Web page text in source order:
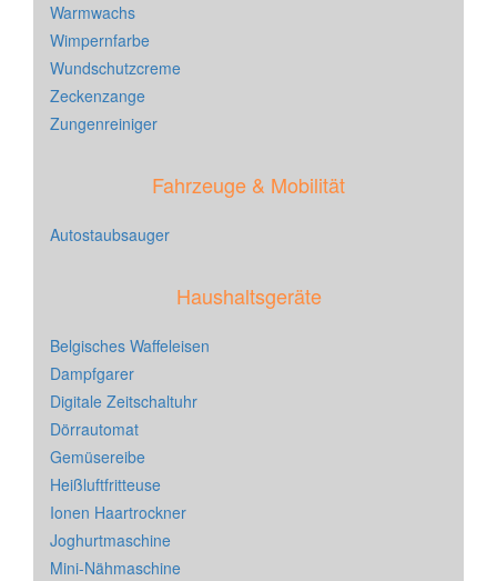
Warmwachs
Wimpernfarbe
Wundschutzcreme
Zeckenzange
Zungenreiniger
Fahrzeuge & Mobilität
Autostaubsauger
Haushaltsgeräte
Belgisches Waffeleisen
Dampfgarer
Digitale Zeitschaltuhr
Dörrautomat
Gemüsereibe
Heißluftfritteuse
Ionen Haartrockner
Joghurtmaschine
Mini-Nähmaschine